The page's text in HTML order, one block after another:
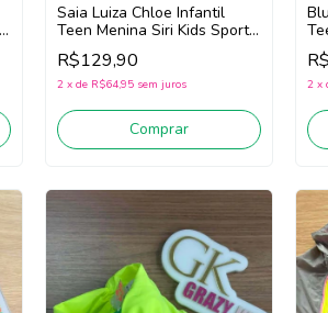
Saia Luiza Chloe Infantil
Teen Menina Siri Kids Sport
Dança 44699 (Azul)
R$129,90
2 x de R$64,95 sem juros
Comprar
2 x